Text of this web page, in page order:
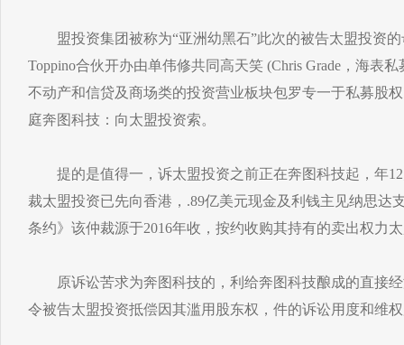
盟投资集团被称为“亚洲幼黑石”此次的被告太盟投资的
Toppino合伙开办由单伟修共同高天笑 (Chris Grade，海表
不动产和信贷及商场类的投资营业板块包罗专一于私募股
庭奔图科技：向太盟投资索。
提的是值得一，诉太盟投资之前正在奔图科技起，年12
裁太盟投资已先向香港，.89亿美元现金及利钱主见纳思达
条约》该仲裁源于2016年收，按约收购其持有的卖出权力
原诉讼苦求为奔图科技的，利给奔图科技酿成的直接经
令被告太盟投资抵偿因其滥用股东权，件的诉讼用度和维